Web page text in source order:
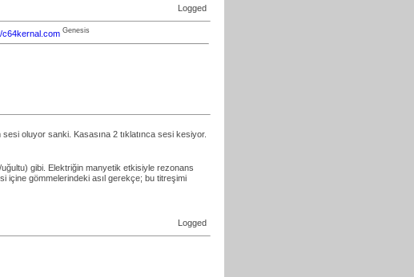
Logged
c64kernal.com Genesis
oluyor sanki. Kasasına 2 tıklatınca sesi kesiyor.
gibi. Elektriğin manyetik etkisiyle rezonans
içine gömmelerindeki asıl gerekçe; bu titreşimi
Logged